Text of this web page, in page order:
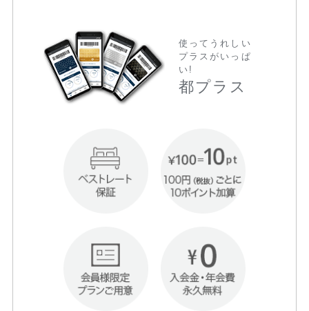
使ってうれしい
プラスがいっぱ
い!
都プラス